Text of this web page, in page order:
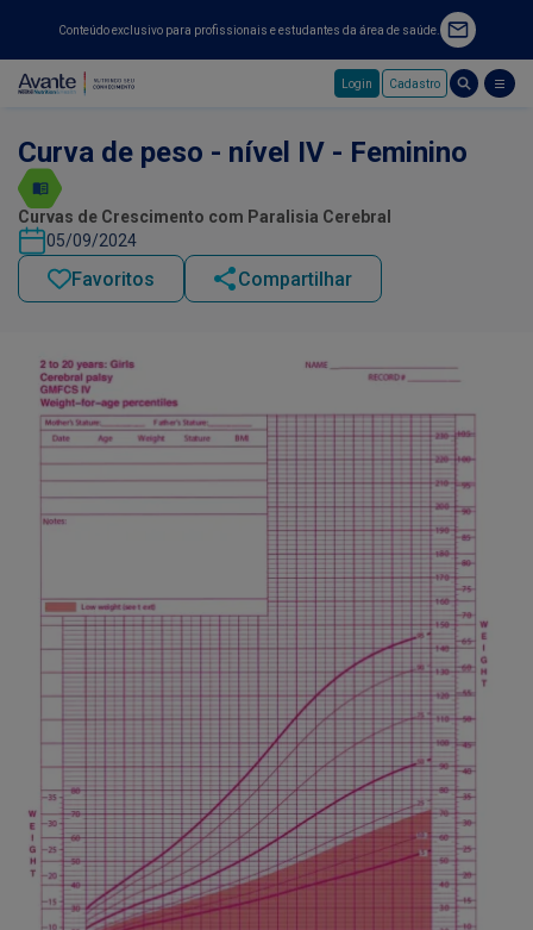
Conteúdo exclusivo para profissionais e estudantes da área de saúde.
Login Cadastro
Curva de peso - nível IV - Feminino
Curvas de Crescimento com Paralisia Cerebral
05/09/2024
Favoritos Compartilhar